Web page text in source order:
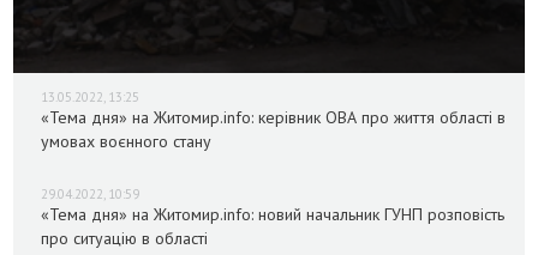
13.05.2022, 13:25
«Тема дня» на Житомир.info: керівник ОВА про життя області в
умовах воєнного стану
29.04.2022, 10:59
«Тема дня» на Житомир.info: новий начальник ГУНП розповість
про ситуацію в області